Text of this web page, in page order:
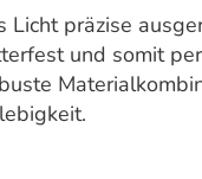
präzise
und somit